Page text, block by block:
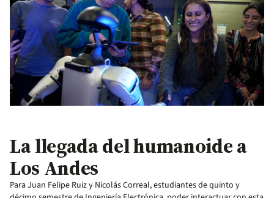
La llegada del humanoide a
Los Andes
Para Juan Felipe Ruiz y Nicolás Correal, estudiantes de quinto y